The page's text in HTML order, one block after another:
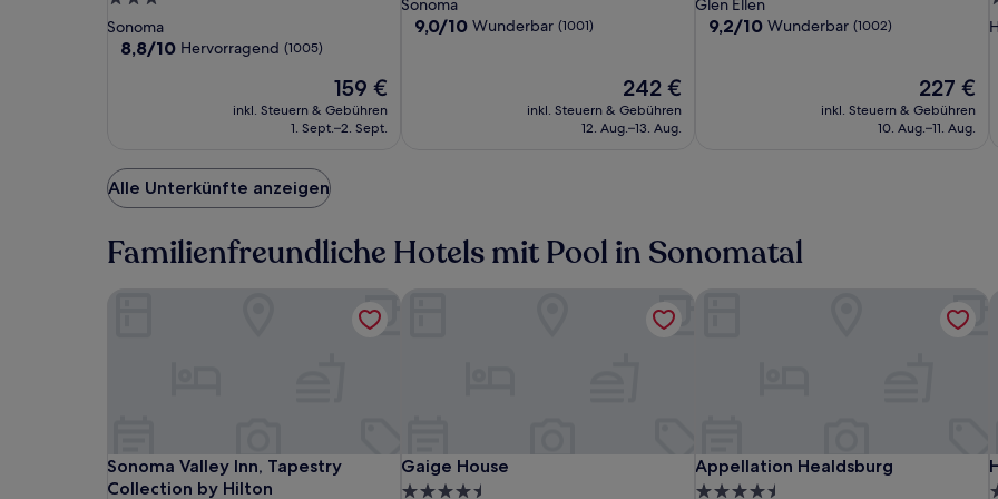
können
zusätzliche
Tapestry
Collection
Tapestry
Tapestry
Sterne-
Unterkunft
Sonoma
8.8
8,8/10 Hervorragend (1005)
Der
Preis
beträgt
159 €
inkl. Steuern & Gebühren
1. Sept.–2. Sept.
-
Unterkunft
Sonoma
9.0
9,0/10 Wunderbar (1001)
Der
Preis
beträgt
242 €
inkl. Steuern & Gebühren
12. Aug.–13. Aug.
Unterkunft
Glen Ellen
9.2
9,2/10 Wunderbar (1002)
Der
Preis
beträgt
227 €
inkl. Steuern & Gebühren
10. Aug.–11. Aug.
Alle Unterkünfte anzeigen
Familienfreundliche Hotels mit Pool in Sonomatal
Sonoma
Valley
Sonoma
Valley
Sonoma
Valley
Sonoma Valley Inn, Tapestry
Collection by Hilton
Sonoma Valley Inn, Tapestry Collection by Hilton
Sonoma Valley Inn, Tapestry Collection by Hilton
Gaige
House
Gaige
House
Gaige House
Gaige House
4.5-
Appellation
Healdsburg
Appellation Healdsburg
Appellation Healdsburg
4.5-